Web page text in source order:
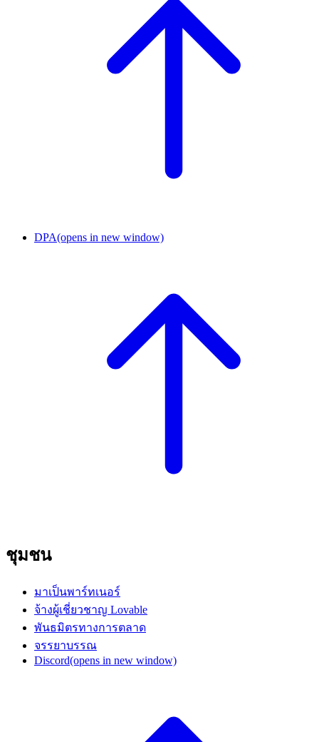
DPA(opens in new window)
ชุมชน
มาเป็นพาร์ทเนอร์
จ้างผู้เชี่ยวชาญ Lovable
พันธมิตรทางการตลาด
จรรยาบรรณ
Discord(opens in new window)